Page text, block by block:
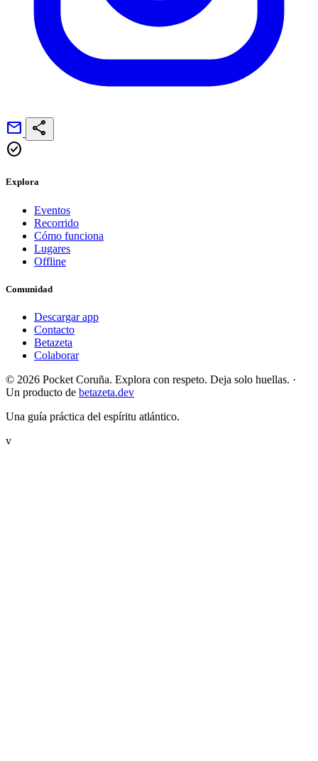
mail share
check_circle
Explora
Eventos
Recorrido
Cómo funciona
Lugares
Offline
Comunidad
Descargar app
Contacto
Betazeta
Colaborar
© 2026 Pocket Coruña. Explora con respeto. Deja solo huellas. ·
Un producto de betazeta.dev
Una guía práctica del espíritu atlántico.
v